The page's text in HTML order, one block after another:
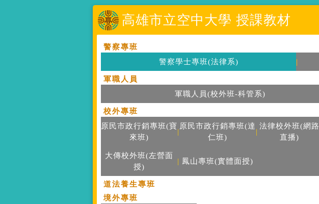
高雄市立空中大學 授課教材
警察專班
警察學士專班(法律系)
|
軍職人員
軍職人員(校外班-科管系)
校外專班
原民市政行銷專班(寶
來班)
|
原民市政行銷專班(達
仁班)
|
法律校外班(網路
直播)
大傳校外班(左營面
授)
| 鳳山專班(實體面授)
道法養生專班
境外專班